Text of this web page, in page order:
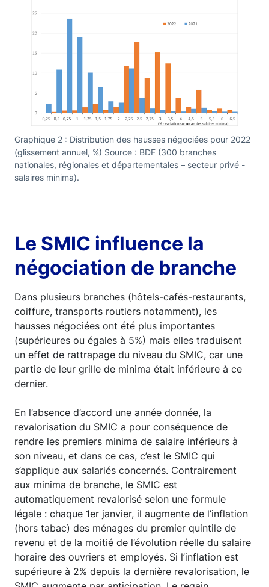
Graphique 2 : Distribution des hausses négociées pour 2022
(glissement annuel, %) Source : BDF (300 branches
nationales, régionales et départementales – secteur privé -
salaires minima).
Le SMIC influence la
négociation de branche
Dans plusieurs branches (hôtels-cafés-restaurants,
coiffure, transports routiers notamment), les
hausses négociées ont été plus importantes
(supérieures ou égales à 5%) mais elles traduisent
un effet de rattrapage du niveau du SMIC, car une
partie de leur grille de minima était inférieure à ce
dernier.
En l’absence d’accord une année donnée, la
revalorisation du SMIC a pour conséquence de
rendre les premiers minima de salaire inférieurs à
son niveau, et dans ce cas, c’est le SMIC qui
s’applique aux salariés concernés. Contrairement
aux minima de branche, le SMIC est
automatiquement revalorisé selon une formule
légale : chaque 1er janvier, il augmente de l’inflation
(hors tabac) des ménages du premier quintile de
revenu et de la moitié de l’évolution réelle du salaire
horaire des ouvriers et employés. Si l’inflation est
supérieure à 2% depuis la dernière revalorisation, le